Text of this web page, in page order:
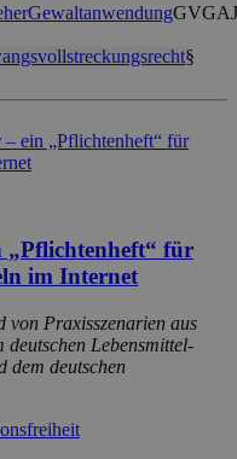
GewaltanwendungGVGA
§
„Pflichtenheft“ für
im Internet
von Praxisszenarien aus
Lebensmittel-
dem deutschen